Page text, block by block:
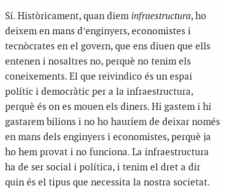
Sí. Històricament, quan diem infraestructura, ho
deixem en mans d’enginyers, economistes i
tecnòcrates en el govern, que ens diuen que ells
entenen i nosaltres no, perquè no tenim els
coneixements. El que reivindico és un espai
polític i democràtic per a la infraestructura,
perquè és on es mouen els diners. Hi gastem i hi
gastarem bilions i no ho hauríem de deixar només
en mans dels enginyers i economistes, perquè ja
ho hem provat i no funciona. La infraestructura
ha de ser social i política, i tenim el dret a dir
quin és el tipus que necessita la nostra societat.